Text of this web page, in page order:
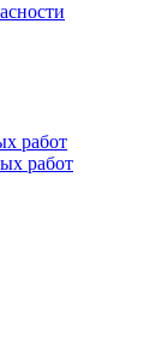
работ
работ